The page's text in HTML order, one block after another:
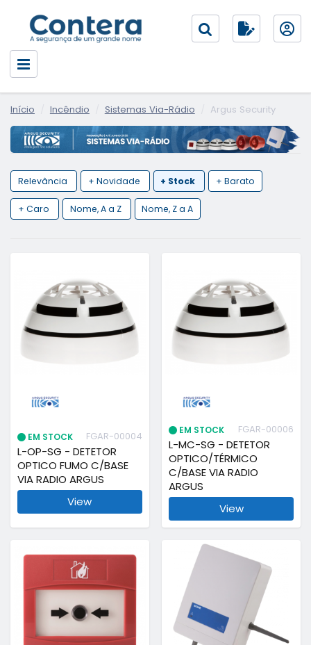
Início Incêndio Sistemas Via-Rádio Argus Security
Relevância + Novidade + Stock + Barato
+ Caro Nome, A a Z Nome, Z a A
EM STOCK FGAR-00004
L-OP-SG - DETETOR
OPTICO FUMO C/BASE
VIA RADIO ARGUS
View
EM STOCK FGAR-00006
L-MC-SG - DETETOR
OPTICO/TÉRMICO
C/BASE VIA RADIO
ARGUS
View